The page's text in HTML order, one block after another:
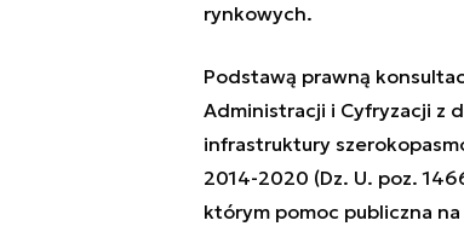
rynkowych.
Podstawą prawną
Administracji i Cyfryzacji z
infrastruktury
2014-2020 (Dz. U. poz.
którym pomoc publiczna